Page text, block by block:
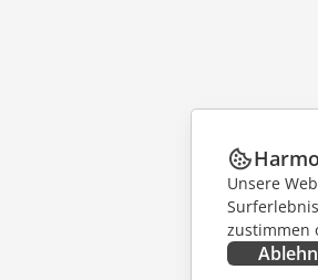
Unsere
zustimmen